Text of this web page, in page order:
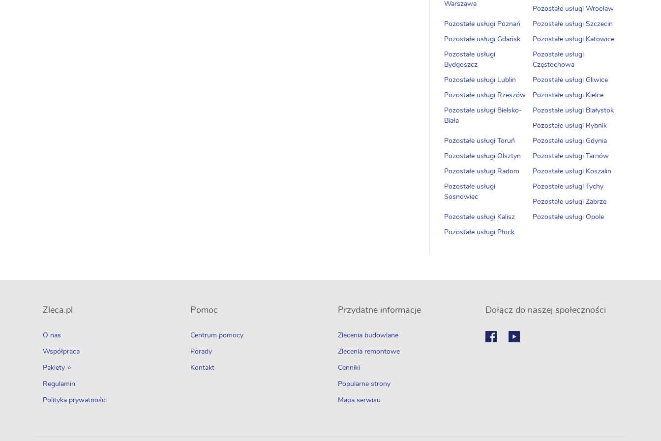
Warszawa
Pozostałe usługi Wrocław
Pozostałe usługi Poznań Pozostałe usługi Szczecin
Pozostałe usługi Gdańsk Pozostałe usługi Katowice
Pozostałe usługi
Bydgoszcz
Pozostałe usługi
Częstochowa
Pozostałe usługi Lublin Pozostałe usługi Gliwice
Pozostałe usługi Rzeszów Pozostałe usługi Kielce
Pozostałe usługi Bielsko-
Biała
Pozostałe usługi Białystok
Pozostałe usługi Rybnik
Pozostałe usługi Toruń Pozostałe usługi Gdynia
Pozostałe usługi Olsztyn Pozostałe usługi Tarnów
Pozostałe usługi Radom Pozostałe usługi Koszalin
Pozostałe usługi
Sosnowiec
Pozostałe usługi Tychy
Pozostałe usługi Zabrze
Pozostałe usługi Kalisz Pozostałe usługi Opole
Pozostałe usługi Płock
Zleca.pl
O nas
Współpraca
Pakiety ⭐
Regulamin
Polityka prywatności
Pomoc
Centrum pomocy
Porady
Kontakt
Przydatne informacje
Zlecenia budowlane
Zlecenia remontowe
Cenniki
Popularne strony
Mapa serwisu
Dołącz do naszej społeczności